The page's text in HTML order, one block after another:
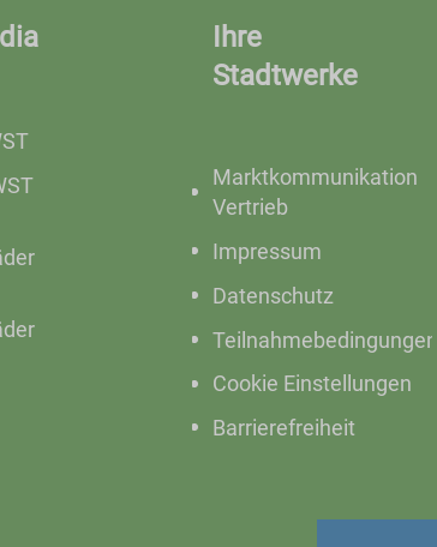
Ihre
Stadtwerke
Marktkommunikation
Vertrieb
Impressum
Datenschutz
Teilnahmebedingungen
Cookie Einstellungen
Barrierefreiheit